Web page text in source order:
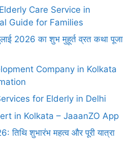
Care Service in
Guide for Families
2026 का शुभ मुहूर्त व्रत कथा पूजा
Company in Kolkata
for Elderly in Delhi
in Kolkata – JaaanZO App
तिथि शुभारंभ महत्व और पूरी यात्रा